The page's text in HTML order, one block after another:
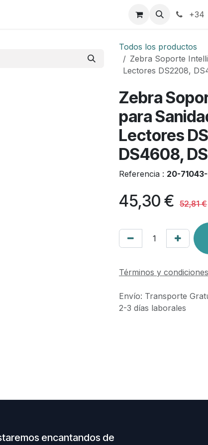
+34
Todos los productos
Zebra Soporte
Lectores DS2208,
Zebra
para
Lectores
DS4608,
Referencia : 20-
45,30 € 52,81€
Términos y condiciones
Envío: Transporte
2-3 días laborales
encantandos de